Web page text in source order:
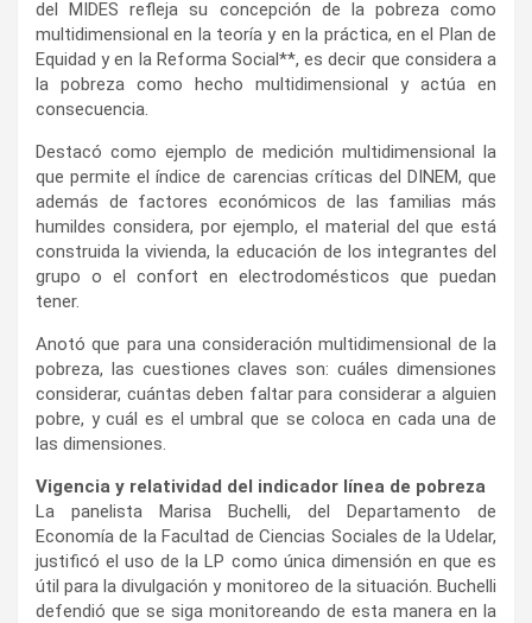
del MIDES refleja su concepción de la pobreza como
multidimensional en la teoría y en la práctica, en el Plan de
Equidad y en la Reforma Social**, es decir que considera a
la pobreza como hecho multidimensional y actúa en
consecuencia.
Destacó como ejemplo de medición multidimensional la
que permite el índice de carencias críticas del DINEM, que
además de factores económicos de las familias más
humildes considera, por ejemplo, el material del que está
construida la vivienda, la educación de los integrantes del
grupo o el confort en electrodomésticos que puedan
tener.
Anotó que para una consideración multidimensional de la
pobreza, las cuestiones claves son: cuáles dimensiones
considerar, cuántas deben faltar para considerar a alguien
pobre, y cuál es el umbral que se coloca en cada una de
las dimensiones.
Vigencia y relatividad del indicador línea de pobreza
La panelista Marisa Buchelli, del Departamento de
Economía de la Facultad de Ciencias Sociales de la Udelar,
justificó el uso de la LP como única dimensión en que es
útil para la divulgación y monitoreo de la situación. Buchelli
defendió que se siga monitoreando de esta manera en la